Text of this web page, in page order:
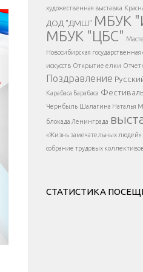
</div >
художественная выставка
ДОД "ДМШ" МБУК
МБУК "ЦБС"
Новосибирская
искусств Открытие елки
Поздравление
Карабаса Барабаса
Чернбыль Шалагина Наталья
блокада Ленинграда
«Жизнь замечательных людей»
собрание трудовых
СТАТИСТИКА